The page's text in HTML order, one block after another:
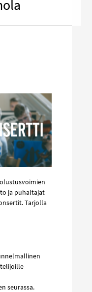
ja puhaltajat
Tarjolla
seurassa.